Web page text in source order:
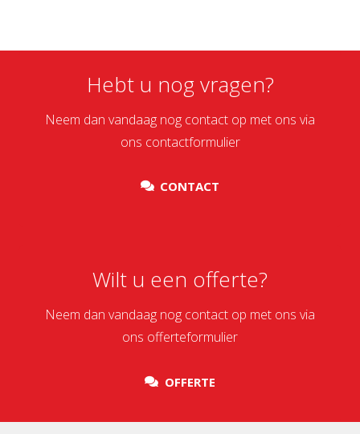
Wilms
Hebt u nog vragen?
Neem dan vandaag nog contact op met ons via
ons contactformulier
CONTACT
Wilt u een offerte?
Neem dan vandaag nog contact op met ons via
ons offerteformulier
OFFERTE